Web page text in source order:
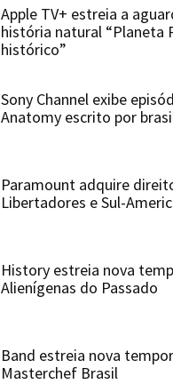
Apple TV+ estreia a
história natural “Planeta
histórico”
Sony Channel exibe
Anatomy escrito por
Paramount adquire
Libertadores e Sul-
History estreia nova
Alienígenas do Passado
Band estreia nova
Masterchef Brasil